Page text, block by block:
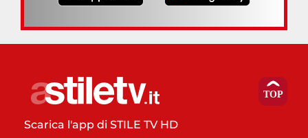
Scarica l'app di STILE TV HD